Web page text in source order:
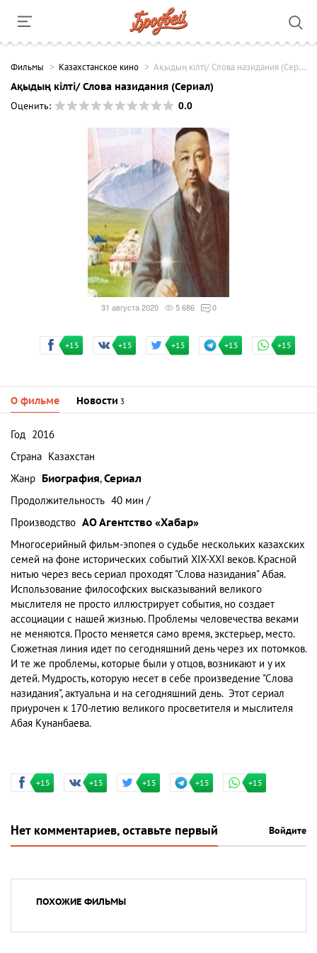
Фильмы Казахстанское кино Ақыдың кілті/ Слова назидания (Сериал)
Ақыдың кілті/ Слова назидания (Сериал)
Оценить:
0.0
31 августа 2020 5 686 0
+15 +15 +15 +15 +15
О фильме Новости 3
Год 2016
Страна Казахстан
Жанр Биография,Сериал
Продолжительность 40 мин /
Производство АО Агентство «Хабар»
Многосерийный фильм-эпопея о судьбе нескольких казахских
семей на фоне исторических событий ХІХ-ХХІ веков. Красной
нитью через весь сериал проходят "Слова назидания" Абая.
Использование философских высказываний великого
мыслителя не просто иллюстрирует события, но создает
ассоциации с нашей жизнью. Проблемы человечества веками
не меняются. Просто меняется само время, экстерьер, место.
Сюжетная линия идет по сегодняшний день через их потомков.
И те же проблемы, которые были у отцов, возникают и у их
детей. Мудрость, которую несет в себе произведение "Слова
назидания", актуальна и на сегодняшний день. Этот сериал
приурочен к 170-летию великого просветителя и мыслителя
Абая Кунанбаева.
+15 +15 +15 +15 +15
Нет комментариев, оставьте первый Войдите
ПОХОЖИЕ ФИЛЬМЫ